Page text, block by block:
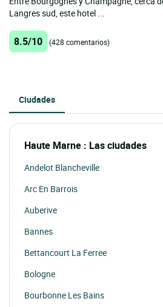
Langres sud, este hotel ...
8.5/10 (428 comentarios)
Ciudades
Haute Marne : Las ciudades
Andelot Blancheville
Arc En Barrois
Auberive
Bannes
Bettancourt La Ferree
Bologne
Bourbonne Les Bains